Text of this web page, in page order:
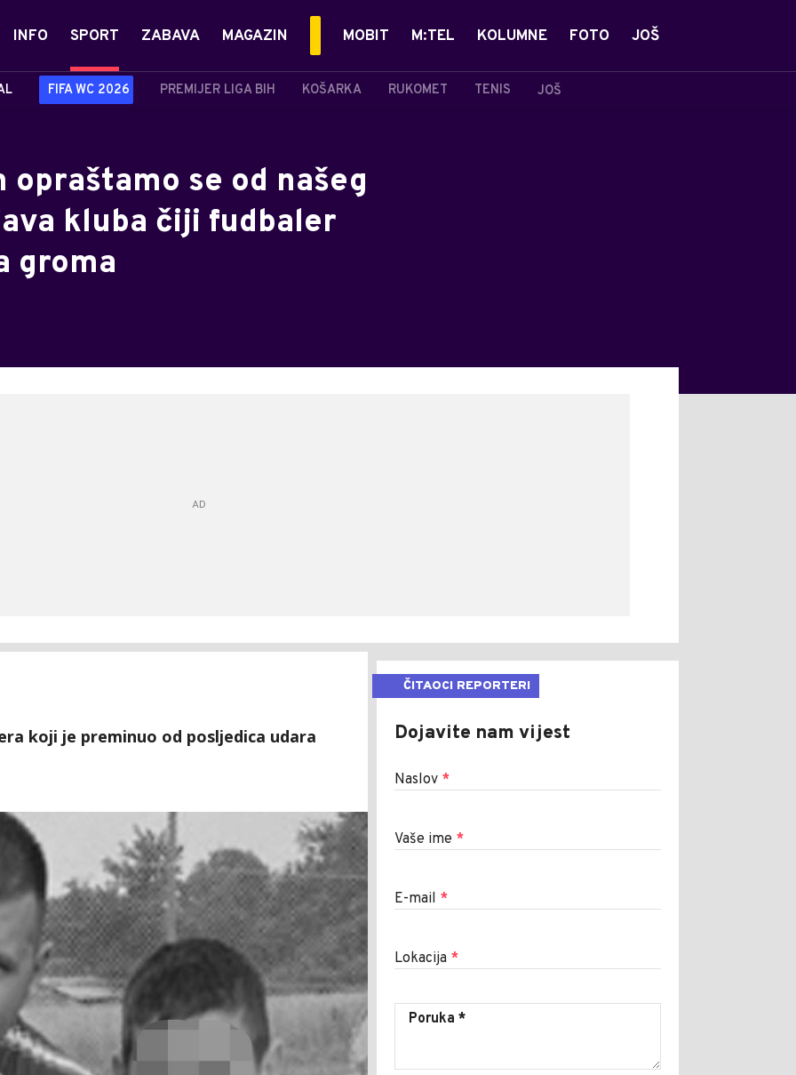
INFO SPORT
FIFA WC 2026 PREMIJER LIGA BIH KOŠARKA RUKOMET TENIS JOŠ
ZABAVA MAGAZIN MOBIT M:TEL KOLUMNE FOTO JOŠ
se od našeg
kluba čiji fudbaler
groma
koji je preminuo od posljedica udara
ČITAOCI REPORTERI
Dojavite nam vijest
Naslov *
Vaše ime *
E-mail *
Lokacija *